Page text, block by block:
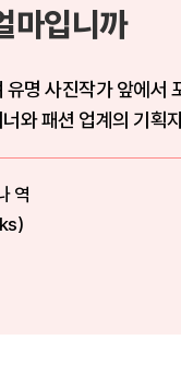
마입니까
명 사진작가 앞에서
와 패션 업계의 기획
역